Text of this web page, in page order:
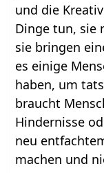
und die
Dinge tun, sie
sie bringen
es einige
haben, um
braucht
Hindernisse
neu
machen und